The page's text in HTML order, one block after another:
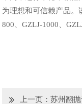
为理想和可信赖产品。
800、GZLJ-1000、
上一页：苏州翻